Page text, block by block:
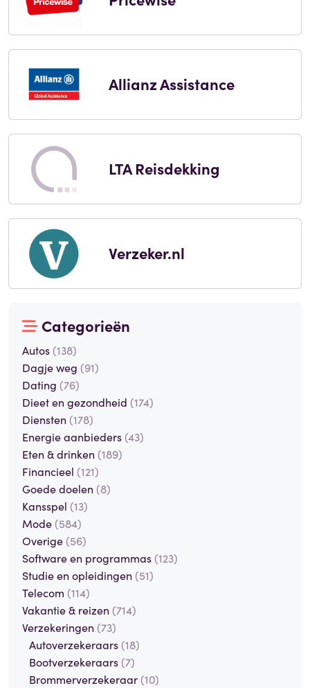
Allianz Assistance
LTA Reisdekking
Verzeker.nl
Categorieën
Autos (138)
Dagje weg (91)
Dating (76)
Dieet en gezondheid (174)
Diensten (178)
Energie aanbieders (43)
Eten & drinken (189)
Financieel (121)
Goede doelen (8)
Kansspel (13)
Mode (584)
Overige (56)
Software en programmas (123)
Studie en opleidingen (51)
Telecom (114)
Vakantie & reizen (714)
Verzekeringen (73)
Autoverzekeraars (18)
Bootverzekeraars (7)
Brommerverzekeraar (10)